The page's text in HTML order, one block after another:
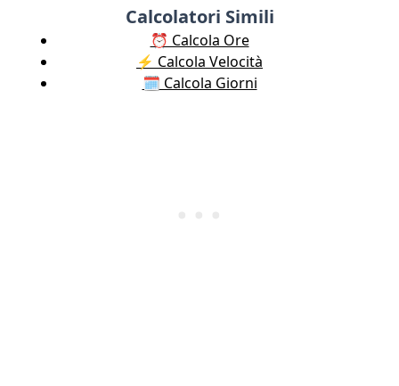
Calcolatori Simili
⏰ Calcola Ore
⚡️ Calcola Velocità
🗓️ Calcola Giorni